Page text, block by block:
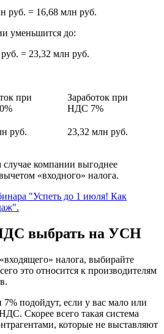
руб. = 16,68 млн руб.
уменьшится до:
= 23,32 млн руб.
при
Заработок при
НДС 7%
руб. 23,32 млн руб.
компании выгоднее
«входного» налога.
выбрать на УСН
налога, выбирайте
это относится к производителям
подойдут, если у вас мало или
Скорее всего такая система
которые не выставляют